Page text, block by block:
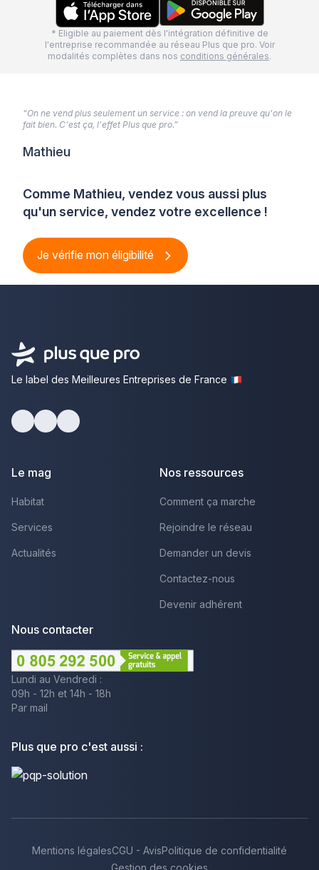
* Eligible au paiement dès l'intégration définitive de
l'entreprise recommandée au réseau Plus que pro. Voir
modalités complètes dans nos conditions générales.
Comme Mathieu, vendez vous aussi plus
qu'un service, vendez votre excellence !
Je vérifie mon éligibilité
“On ne vend plus seulement un service : on vend la preuve qu'on le
fait bien. C'est ça, l'effet Plus que pro.”
Mathieu
Le label des Meilleures Entreprises de France
Le mag
Habitat
Services
Actualités
Nos ressources
Comment ça marche
Rejoindre le réseau
Demander un devis
Contactez-nous
Devenir adhérent
Nous contacter
Lundi au Vendredi :
09h - 12h et 14h - 18h
Par mail
Plus que pro c'est aussi :
Mentions légalesCGU - AvisPolitique de confidentialité
Gestion des cookies